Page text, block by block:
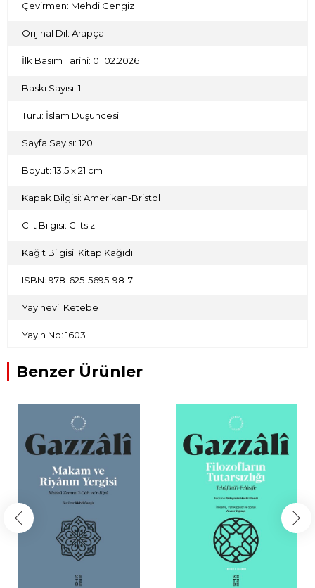
Çevirmen: Mehdi Cengiz
Orijinal Dil: Arapça
İlk Basım Tarihi: 01.02.2026
Baskı Sayısı: 1
Türü: İslam Düşüncesi
Sayfa Sayısı: 120
Boyut: 13,5 x 21 cm
Kapak Bilgisi: Amerikan-Bristol
Cilt Bilgisi: Ciltsiz
Kağıt Bilgisi: Kitap Kağıdı
ISBN: 978-625-5695-98-7
Yayınevi: Ketebe
Yayın No: 1603
Benzer Ürünler